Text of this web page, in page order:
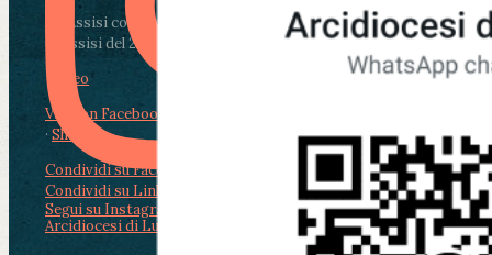
Da Assisi con i giovani per Celebrare il Perdono
di Assisi del 2 Ag...
Video
View on Facebook
· Share
Condividi su Facebook
Condividi su LinkedIn
Condividi via email
Arcidiocesi di Lucca
Segui su Instagram